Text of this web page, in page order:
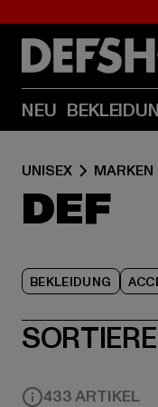
NEU
UNISEX MARKEN
DEF
BEKLEIDUNG
433 ARTIKEL